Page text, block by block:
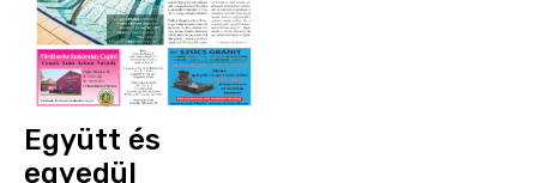
Együtt és
egyedül